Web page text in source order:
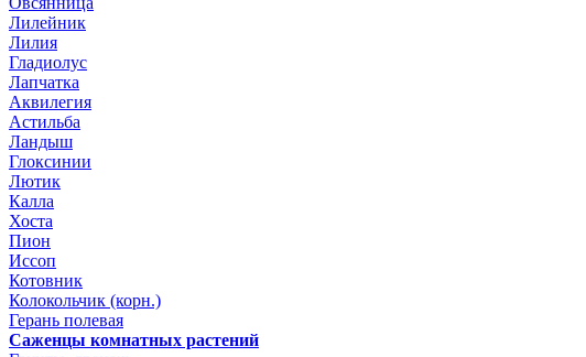
Лилейник
Лилия
Гладиолус
Лапчатка
Аквилегия
Астильба
Ландыш
Глоксинии
Лютик
Калла
Хоста
Пион
Иссоп
Котовник
Колокольчик (корн.)
Герань полевая
Саженцы комнатных растений